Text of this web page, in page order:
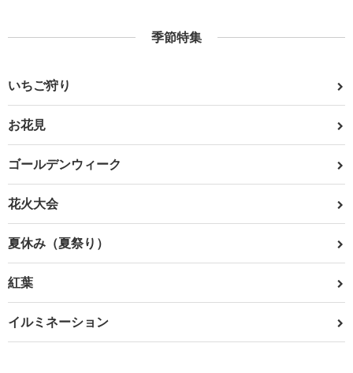
季節特集
いちご狩り
お花見
ゴールデンウィーク
花火大会
夏休み（夏祭り）
紅葉
イルミネーション